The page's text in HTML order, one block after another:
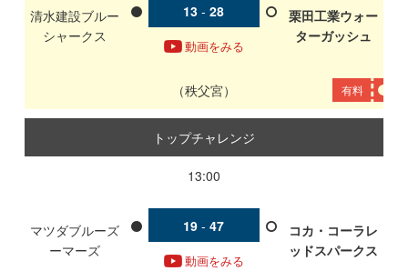
清水建設ブルー
シャークス
13 - 28
動画をみる
栗田工業ウォー
ターガッシュ
秩父宮 有料
トップチャレンジ
13:00
マツダブルーズ
ーマーズ
19 - 47
動画をみる
コカ・コーラレ
ッドスパークス